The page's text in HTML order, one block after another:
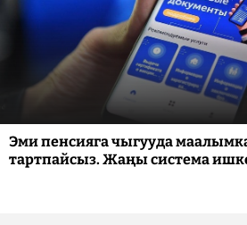
Эми пенсияга чыгууда
тартпайсыз. Жаңы система